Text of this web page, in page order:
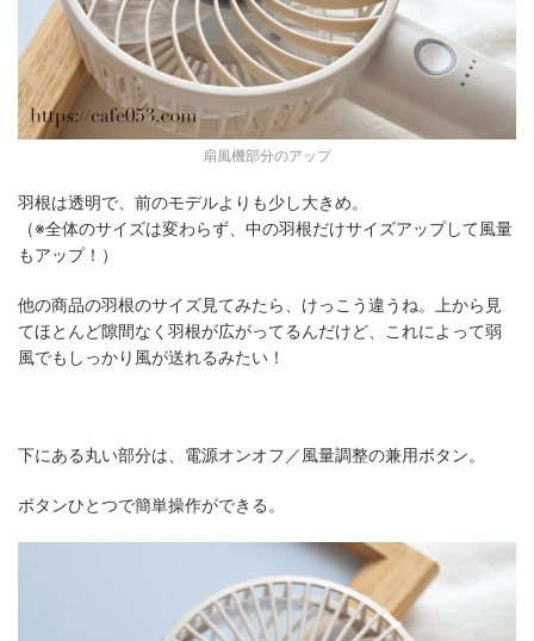
扇風機部分のアップ
羽根は透明で、前のモデルよりも少し大きめ。
（※全体のサイズは変わらず、中の羽根だけサイズアップして風量
もアップ！）
他の商品の羽根のサイズ見てみたら、けっこう違うね。上から見
てほとんど隙間なく羽根が広がってるんだけど、これによって弱
風でもしっかり風が送れるみたい！
下にある丸い部分は、電源オンオフ／風量調整の兼用ボタン。
ボタンひとつで簡単操作ができる。